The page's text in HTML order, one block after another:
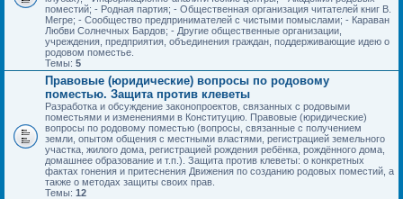
поместий; - Родная партия; - Общественная организация читателей книг В.
Мегре; - Сообщество предпринимателей с чистыми помыслами; - Караван
Любви Солнечных Бардов; - Другие общественные организации,
учреждения, предприятия, объединения граждан, поддерживающие идею о
родовом поместье.
Темы: 5
Правовые (юридические) вопросы по родовому
поместью. Защита против клеветы
Разработка и обсуждение законопроектов, связанных с родовыми
поместьями и изменениями в Конституцию. Правовые (юридические)
вопросы по родовому поместью (вопросы, связанные с получением
земли, опытом общения с местными властями, регистрацией земельного
участка, жилого дома, регистрацией рождения ребёнка, рождённого дома,
домашнее образование и т.п.). Защита против клеветы: о конкретных
фактах гонения и притеснения Движения по созданию родовых поместий, а
также о методах защиты своих прав.
Темы: 12